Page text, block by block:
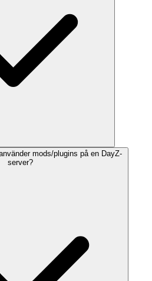
mods/plugins på en DayZ-
server?